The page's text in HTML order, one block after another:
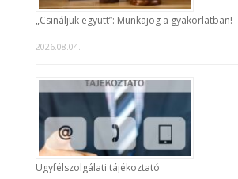
„Csináljuk együtt”: Munkajog a gyakorlatban!
2026.08.04.
Ügyfélszolgálati tájékoztató